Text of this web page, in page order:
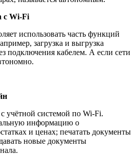
с Wi-Fi
использовать часть функций
загрузка и выгрузка
подключения кабелем. А если сети
учётной системой по Wi-Fi.
информацию о
и ценах; печатать документы
новые документы